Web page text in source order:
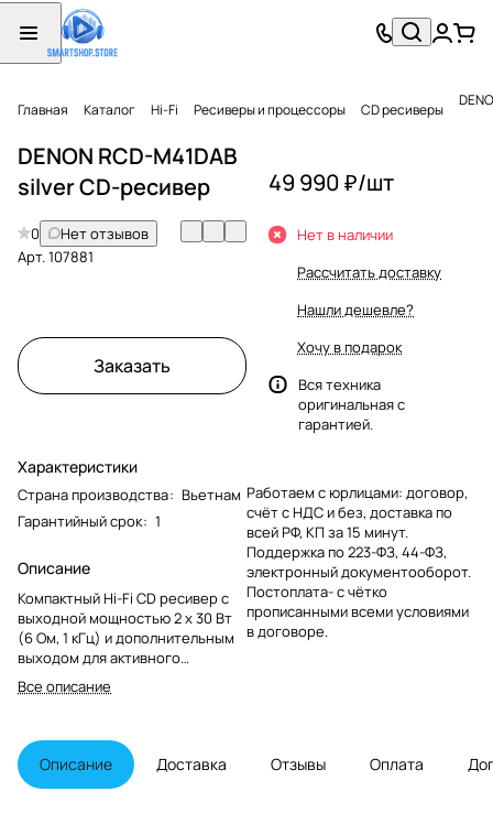
Главная Каталог Hi-Fi Ресиверы и процессоры CD ресиверы
DENON RCD-M41DAB
silver CD-ресивер
0
Нет отзывов
Арт.107881
Заказать
Характеристики
Страна производства: Вьетнам
Гарантийный срок: 1
Описание
Компактный Hi-Fi CD ресивер с
выходной мощностью 2 x 30 Вт
(6 Ом, 1 кГц) и дополнительным
выходом для активного
сабвуфера. Новая дискретная
аналоговая схема с упрощенным
Reduction Design (T.N.R.D.) для
минимизации шума. Встроенный
Bluetooth с возможностью
Все описание
49 990 ₽/шт
Нет в наличии
Рассчитать доставку
Нашли дешевле?
Хочу в подарок
Вся техника
оригинальная с
гарантией.
Работаем с юрлицами: договор,
счёт с НДС и без, доставка по
всей РФ, КП за 15 минут.
Поддержка по 223-ФЗ, 44-ФЗ,
электронный документооборот.
Постоплата- с чётко
прописанными всеми условиями
в договоре.
Описание Доставка Отзывы Оплата